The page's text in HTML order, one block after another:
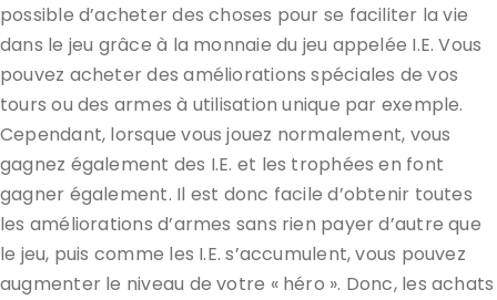
possible d’acheter des choses pour se faciliter la vie
dans le jeu grâce à la monnaie du jeu appelée I.E. Vous
pouvez acheter des améliorations spéciales de vos
tours ou des armes à utilisation unique par exemple.
Cependant, lorsque vous jouez normalement, vous
gagnez également des I.E. et les trophées en font
gagner également. Il est donc facile d’obtenir toutes
les améliorations d’armes sans rien payer d’autre que
le jeu, puis comme les I.E. s’accumulent, vous pouvez
augmenter le niveau de votre « héro ». Donc, les achats